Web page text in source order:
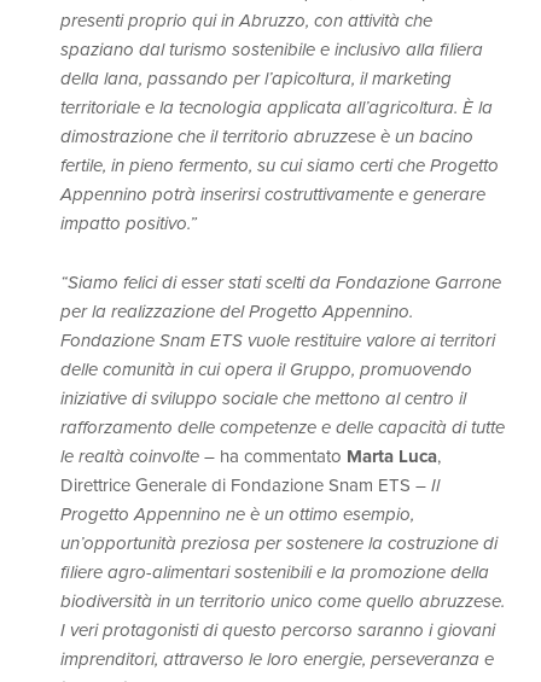
presenti proprio qui in Abruzzo, con attività che
spaziano dal turismo sostenibile e inclusivo alla filiera
della lana, passando per l’apicoltura, il marketing
territoriale e la tecnologia applicata all’agricoltura. È la
dimostrazione che il territorio abruzzese è un bacino
fertile, in pieno fermento, su cui siamo certi che Progetto
Appennino potrà inserirsi costruttivamente e generare
impatto positivo.”
“Siamo felici di esser stati scelti da Fondazione Garrone
per la realizzazione del Progetto Appennino.
Fondazione Snam ETS vuole restituire valore ai territori
delle comunità in cui opera il Gruppo, promuovendo
iniziative di sviluppo sociale che mettono al centro il
rafforzamento delle competenze e delle capacità di tutte
le realtà coinvolte– ha commentato Marta Luca,
Direttrice Generale di Fondazione Snam ETS –Il
Progetto Appennino ne è un ottimo esempio,
un’opportunità preziosa per sostenere la costruzione di
filiere agro-alimentari sostenibili e la promozione della
biodiversità in un territorio unico come quello abruzzese.
I veri protagonisti di questo percorso saranno i giovani
imprenditori, attraverso le loro energie, perseveranza e